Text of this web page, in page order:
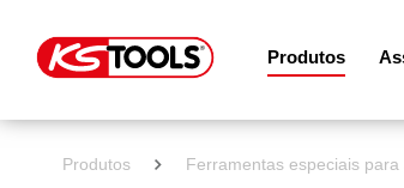
Produtos
Produtos Ferramentas especiais